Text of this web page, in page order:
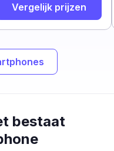
Vergelijk prijzen
bestaat